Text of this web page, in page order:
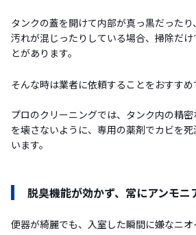
タンクの蓋を開けて内部が真っ黒だった
汚れが混じったりしている場合、掃除だ
とがあります。
そんな時は業者に依頼することをおすすめ
プロのクリーニングでは、タンク内の精密
を壊さないように、専用の薬剤でカビを
います。
脱臭機能が効かず、常にアンモニ
便器が綺麗でも、入室した瞬間に嫌なニ